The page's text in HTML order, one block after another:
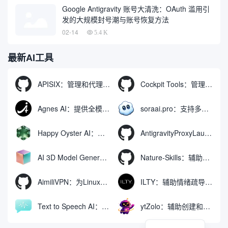
Google Antigravity 账号大清洗：OAuth 滥用引
发的大规模封号潮与账号恢复方法
02-14 5.4 K
最新AI工具
APISIX：管理和代理API及大模型流量的高性能网关 Cockpit Tools：管理多个AI编程IDE账号与配置多开独立实例的本地桌面应用
Agnes AI：提供全模态模型免费API、支持图文视频生成与复杂工程执行的智能体平台 soraai.pro：支持多模型文字转视频和图像生成的在线创作工具
Happy Oyster AI：生成可交互式3D虚拟世界与视频的大模型 AntigravityProxyLauncher：免TUN全局代理使用Antigravity IDE
AI 3D Model Generator：通过文本和图像快速生成3D模型的在线工具 Nature-Skills：辅助撰写学术论文和绘制科研图表的智能体插件
AimiliVPN：为Linux提供纯净出站家庭IP的VPN代理网关 ILTY：辅助情绪疏导与提供行动建议的AI陪伴工具
Text to Speech AI：支持多说话人与情感控制的文字转语音工具 ytZolo：辅助创建和优化YouTube视频内容的生成工具